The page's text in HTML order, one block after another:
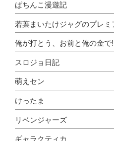
ぱちんこ漫遊記
若葉まいたけジャグのプレミ
俺が打とう、お前と俺の金で
スロジョ日記
萌えセン
けったま
リベンジャーズ
ギャラクティカ